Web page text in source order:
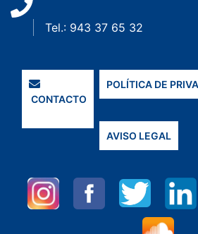
Tel.: 943 37 65 32
CONTACTO
POLÍTICA DE
AVISO LEGAL